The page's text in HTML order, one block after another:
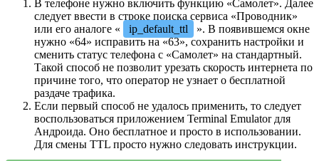
В телефоне нужно включить функцию «Самолет». Далее
следует ввести в строке поиска сервиса «Проводник»
или его аналоге «
ip_default_ttl
». В появившемся окне
нужно «64» исправить на «63», сохранить настройки и
сменить статус телефона с «Самолет» на стандартный.
Такой способ не позволит урезать скорость интернета по
причине того, что оператор не узнает о бесплатной
раздаче трафика.
Если первый способ не удалось применить, то следует
воспользоваться приложением Terminal Emulator для
Андроида. Оно бесплатное и просто в использовании.
Для смены TTL просто нужно следовать инструкции.